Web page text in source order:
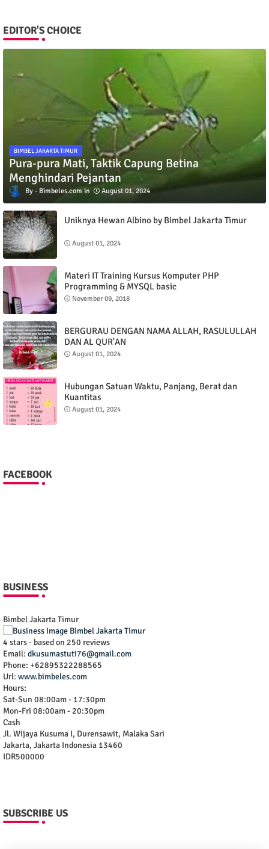
EDITOR'S CHOICE
BIMBEL JAKARTA TIMUR
Pura-pura Mati, Taktik Capung Betina
Menghindari Pejantan
Bimbeles.com August 01, 2024
Uniknya Hewan Albino by Bimbel Jakarta Timur
August 01, 2024
Materi IT Training Kursus Komputer PHP
Programming & MYSQL basic
November 09, 2018
BERGURAU DENGAN NAMA ALLAH, RASULULLAH
DAN AL QUR'AN
August 01, 2024
Hubungan Satuan Waktu, Panjang, Berat dan
Kuantitas
August 01, 2024
FACEBOOK
BUSINESS
Bimbel Jakarta Timur
4 stars - based on 250 reviews
Email: dkusumastuti76@gmail.com
Phone: +62895322288565
Url: www.bimbeles.com
Hours:
Sat-Sun 08:00am - 17:30pm
Mon-Fri 08:00am - 20:30pm
Cash
Jl. Wijaya Kusuma I, Durensawit, Malaka Sari
Jakarta, Jakarta Indonesia 13460
IDR500000
SUBSCRIBE US